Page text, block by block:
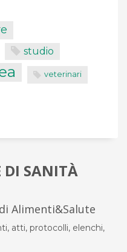
studio
veterinari
DI SANITÀ
Alimenti&Salute
atti, protocolli, elenchi,